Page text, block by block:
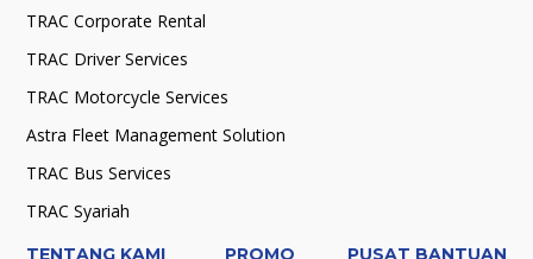
TRAC Corporate Rental
TRAC Driver Services
TRAC Motorcycle Services
Astra Fleet Management Solution
TRAC Bus Services
TRAC Syariah
TENTANG KAMI
PROMO
PUSAT BANTUAN